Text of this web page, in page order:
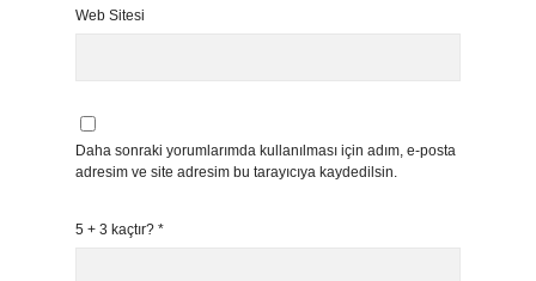
Web Sitesi
Daha sonraki yorumlarımda kullanılması için adım, e-posta
adresim ve site adresim bu tarayıcıya kaydedilsin.
5 + 3 kaçtır? *